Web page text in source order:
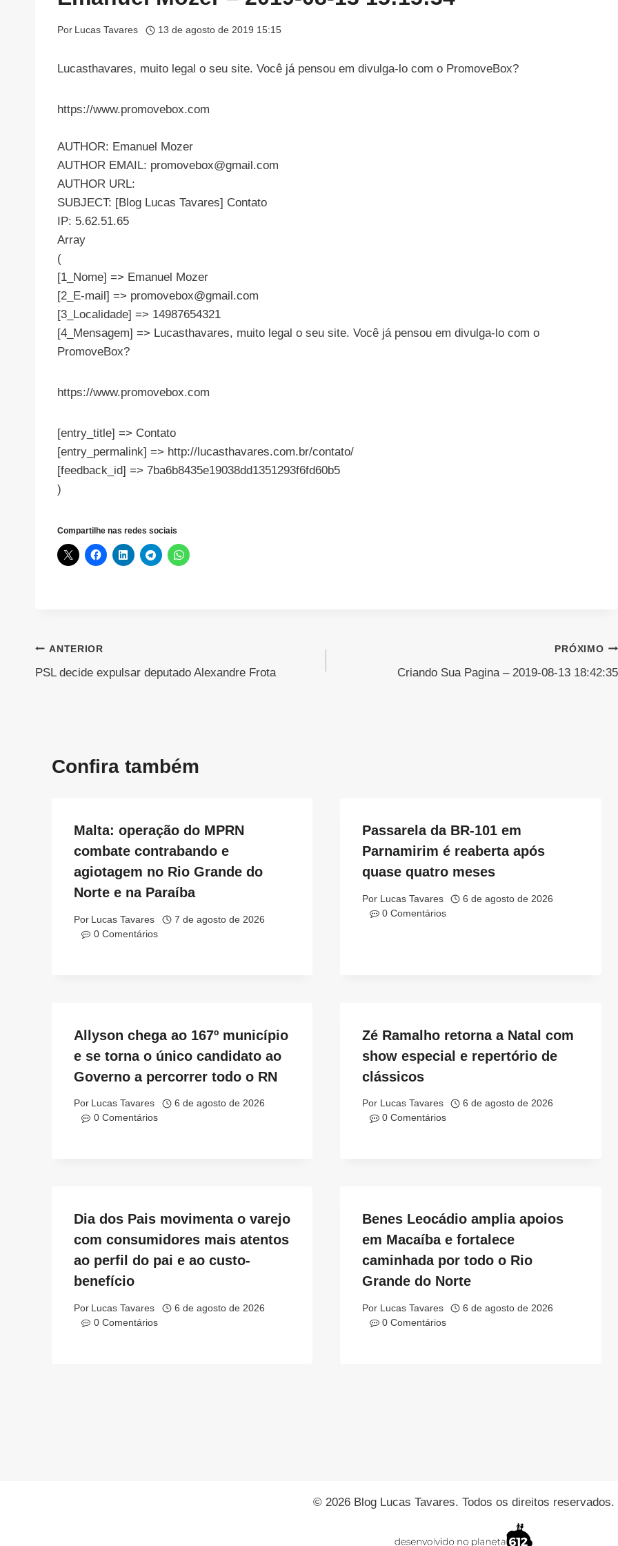
Por Lucas Tavares 13 de agosto de 2019 15:15
Lucasthavares, muito legal o seu site. Você já pensou em divulga-lo com o PromoveBox?
https://www.promovebox.com
AUTHOR: Emanuel Mozer
AUTHOR EMAIL: promovebox@gmail.com
AUTHOR URL:
SUBJECT: [Blog Lucas Tavares] Contato
IP: 5.62.51.65
Array
(
[1_Nome] => Emanuel Mozer
[2_E-mail] => promovebox@gmail.com
[3_Localidade] => 14987654321
[4_Mensagem] => Lucasthavares, muito legal o seu site. Você já pensou em divulga-lo com o
PromoveBox?
https://www.promovebox.com
[entry_title] => Contato
[entry_permalink] => http://lucasthavares.com.br/contato/
[feedback_id] => 7ba6b8435e19038dd1351293f6fd60b5
)
Compartilhe nas redes sociais
Navegação
de
ANTERIOR
PSL decide expulsar deputado Alexandre Frota
PRÓXIMO
Criando Sua Pagina – 2019-08-13 18:42:35
Confira também
Malta: operação do MPRN
combate contrabando e
agiotagem no Rio Grande do
Norte e na Paraíba
Por Lucas Tavares
7 de agosto de 2026
0 Comentários
Passarela da BR-101 em
Parnamirim é reaberta após
quase quatro meses
Por Lucas Tavares
6 de agosto de 2026
0 Comentários
Allyson chega ao 167º município
e se torna o único candidato ao
Governo a percorrer todo o RN
Por Lucas Tavares
6 de agosto de 2026
0 Comentários
Zé Ramalho retorna a Natal com
show especial e repertório de
clássicos
Por Lucas Tavares
6 de agosto de 2026
0 Comentários
Dia dos Pais movimenta o varejo
com consumidores mais atentos
ao perfil do pai e ao custo-
benefício
Por Lucas Tavares
6 de agosto de 2026
0 Comentários
Benes Leocádio amplia apoios
em Macaíba e fortalece
caminhada por todo o Rio
Grande do Norte
Por Lucas Tavares
6 de agosto de 2026
0 Comentários
© 2026 Blog Lucas Tavares. Todos os direitos reservados.